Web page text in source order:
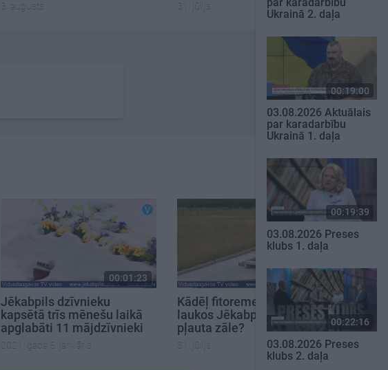
3. augusts 31. jūlijs
00:01:23
Jēkabpils dzīvnieku
kapsētā trīs mēnešu laikā
apglabāti 11 mājdzīvnieki
2021. gada 5. janvāris
00:02:02
Kādēļ fitoremediācijas
laukos Jēkabpilī netiek
pļauta zāle?
31. jūlijs
par karadarbību
Ukrainā 2. daļa
00:19:00
03.08.2026 Aktuālais
par karadarbību
Ukrainā 1. daļa
00:19:39
03.08.2026 Preses
klubs 1. daļa
00:22:16
03.08.2026 Preses
klubs 2. daļa